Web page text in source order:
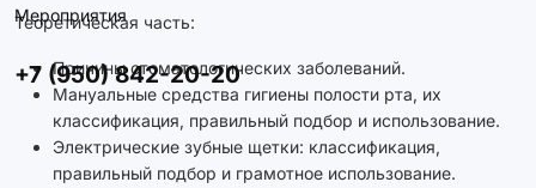
Мероприятия
+7 (950) 842-20-20
Теоретическая часть:
Причины стоматологических заболеваний.
Мануальные средства гигиены полости рта, их
классификация, правильный подбор и использование.
Электрические зубные щетки: классификация,
правильный подбор и грамотное использование.